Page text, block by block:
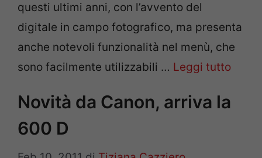
questi ultimi anni, con l’avvento del
digitale in campo fotografico, ma presenta
anche notevoli funzionalità nel menù, che
sono facilmente utilizzabili … Leggi tutto
Novità da Canon, arriva la
600 D